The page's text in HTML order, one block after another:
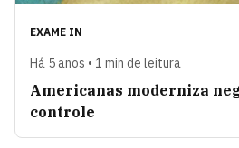
EXAME IN
Há 5 anos • 1 min de leitura
Americanas moderniza
controle